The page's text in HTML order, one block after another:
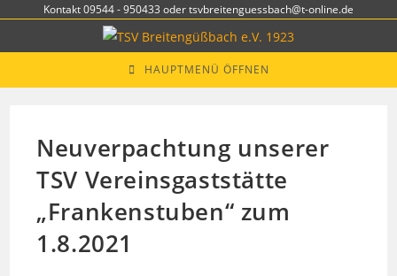
springen
Kontakt 09544 - 950433 oder tsvbreitenguessbach@t-online.de
HAUPTMENÜ ÖFFNEN
Neuverpachtung unserer
TSV Vereinsgaststätte
„Frankenstuben“ zum
1.8.2021